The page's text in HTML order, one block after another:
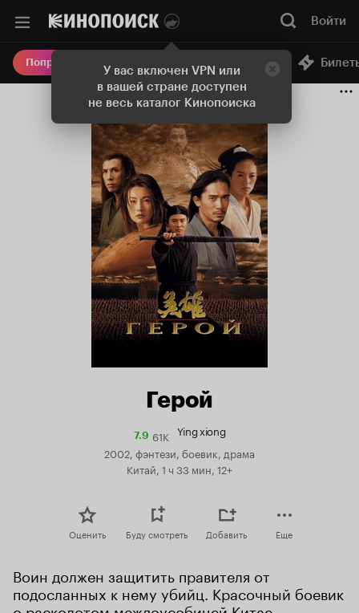
У вас включен VPN или
в вашей стране доступен
не весь каталог Кинопоиска
Войти
Попробовать Плюс Онлайн-кинотеатр
Герой
7.9Рейтинг
Кинопоиска
7.9
61K Ying xiong
2002, фэнтези, боевик, драма
Китай, 1 ч 33 мин, 12+
Оценить Буду смотреть Добавить Еще
Воин должен защитить правителя от
подосланных к нему убийц. Красочный боевик